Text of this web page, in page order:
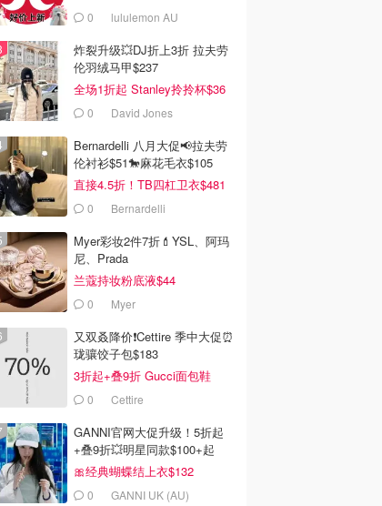
0 lululemon AU
炸裂升级💥DJ折上3折 拉夫劳
伦羽绒马甲$237
全场1折起 Stanley拎拎杯$36
0 David Jones
Bernardelli 八月大促📢拉夫劳
伦衬衫$51🐎麻花毛衣$105
直接4.5折！TB四杠卫衣$481
0 Bernardelli
Myer彩妆2件7折💄YSL、阿玛
尼、Prada
兰蔻持妆粉底液$44
0 Myer
又双叒降价❗️Cettire 季中大促⏰
珑骧饺子包$183
3折起+叠9折 Gucci面包鞋
$9910 Cettire
GANNI官网大促升级！5折起
+叠9折💥明星同款$100+起
🎀经典蝴蝶结上衣$132
0 GANNI UK (AU)